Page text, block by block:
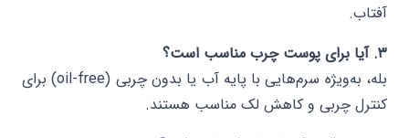
آفتاب.
۳. آیا برای پوست چرب مناسب است؟
بله، به‌ویژه سرم‌هایی با پایه آب یا بدون چربی (oil-free) برای
کنترل چربی و کاهش لک مناسب هستند.